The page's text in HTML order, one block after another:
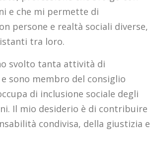
e che mi permette di
persone e realtà sociali diverse,
tra loro.
svolto tanta attività di
sono membro del consiglio
di inclusione sociale degli
Il mio desiderio è di contribuire
condivisa, della giustizia e